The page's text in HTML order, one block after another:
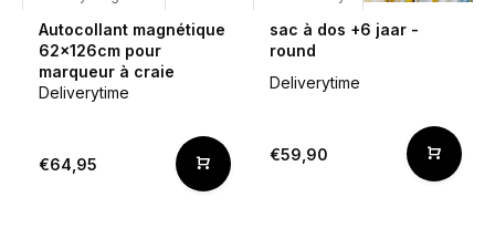
Autocollant magnétique
62x126cm pour
marqueur à craie
Deliverytime
€64,95
sac à dos +6 jaar -
round
Deliverytime
€59,90